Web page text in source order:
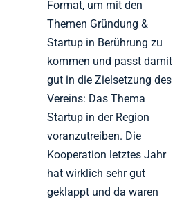
Format, um mit den
Themen Gründung &
Startup in Berührung zu
kommen und passt damit
gut in die Zielsetzung des
Vereins: Das Thema
Startup in der Region
voranzutreiben. Die
Kooperation letztes Jahr
hat wirklich sehr gut
geklappt und da waren